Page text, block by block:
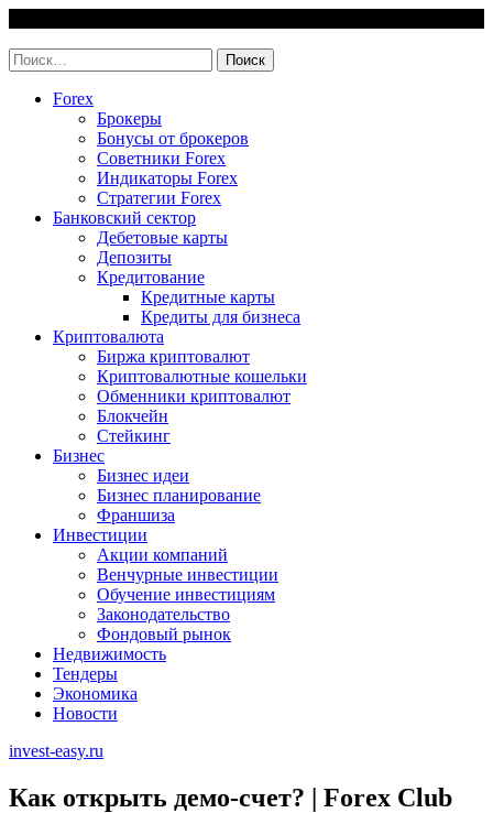
content
Найти:
Forex
Брокеры
Бонусы от брокеров
Советники Forex
Индикаторы Forex
Стратегии Forex
Банковский сектор
Дебетовые карты
Депозиты
Кредитование
Кредитные карты
Кредиты для бизнеса
Криптовалюта
Биржа криптовалют
Криптовалютные кошельки
Обменники криптовалют
Блокчейн
Стейкинг
Бизнес
Бизнес идеи
Бизнес планирование
Франшиза
Инвестиции
Акции компаний
Венчурные инвестиции
Обучение инвестициям
Законодательство
Фондовый рынок
Недвижимость
Тендеры
Экономика
Новости
invest-easy.ru
Как открыть демо-счет? | Forex Club